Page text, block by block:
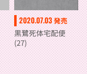
2020.07.03 発売
黒鷺死体宅配便
(27)